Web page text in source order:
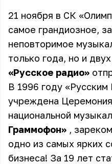
21 ноября в СК
самое грандиозное,
неповторимое
только года, но и
«Русское радио»
В 1996 году
учреждена
национальной
Граммофон» ,
одно из самых ярких
бизнеса! За 19 лет